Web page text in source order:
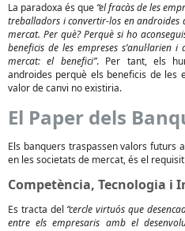
La paradoxa és que“el fracàs de les
treballadors i convertir-los en androides
mercat. Per què? Perquè si ho
beneficis de les empreses s’anul·larien
mercat: el benefici”. Per tant, els
androides perquè els beneficis de les
valor de canvi no existiria.
El Paper dels
Els banquers traspassen valors futurs
en les societats de mercat, és el
Competència, Tecnologia i
Es tracta del“cercle virtuós que
entre els empresaris amb el